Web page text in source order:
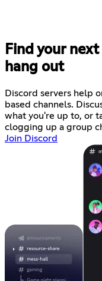
Find your
hang out
Discord servers help
based channels.
what you're up to, or
clogging up a group
Join Discord